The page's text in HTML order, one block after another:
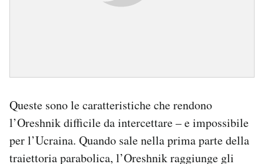
Queste sono le caratteristiche che rendono
l’Oreshnik difficile da intercettare – e impossibile
per l’Ucraina. Quando sale nella prima parte della
traiettoria parabolica, l’Oreshnik raggiunge gli